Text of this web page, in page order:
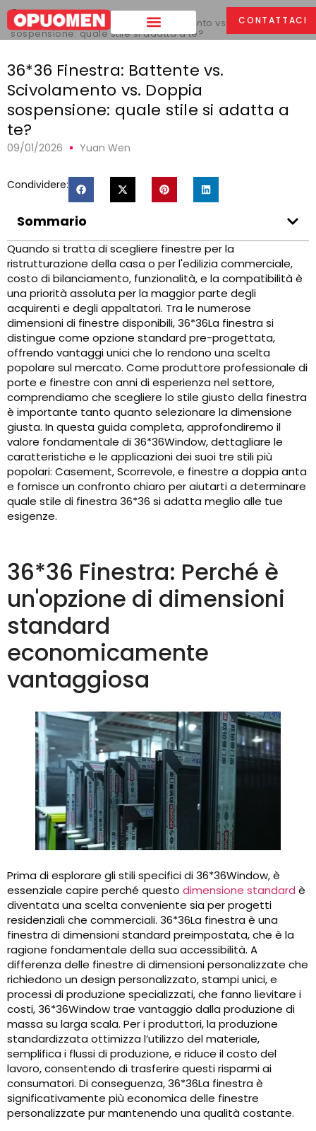
CONTATTACI
Casa >
36*36 Finestra: Battente vs. Scivolamento vs. Doppia
sospensione: quale stile si adatta a te?
36*36 Finestra: Battente vs.
Scivolamento vs. Doppia
sospensione: quale stile si adatta a
te?
09/01/2026 Yuan Wen
Condividere:
Sommario
Quando si tratta di scegliere finestre per la
ristrutturazione della casa o per l'edilizia commerciale,
costo di bilanciamento, funzionalità, e la compatibilità è
una priorità assoluta per la maggior parte degli
acquirenti e degli appaltatori. Tra le numerose
dimensioni di finestre disponibili, 36*36La finestra si
distingue come opzione standard pre-progettata,
offrendo vantaggi unici che lo rendono una scelta
popolare sul mercato. Come produttore professionale di
porte e finestre con anni di esperienza nel settore,
comprendiamo che scegliere lo stile giusto della finestra
è importante tanto quanto selezionare la dimensione
giusta. In questa guida completa, approfondiremo il
valore fondamentale di 36*36Window, dettagliare le
caratteristiche e le applicazioni dei suoi tre stili più
popolari: Casement, Scorrevole, e finestre a doppia anta
e fornisce un confronto chiaro per aiutarti a determinare
quale stile di finestra 36*36 si adatta meglio alle tue
esigenze.
36*36 Finestra: Perché è
un'opzione di dimensioni
standard
economicamente
vantaggiosa
Prima di esplorare gli stili specifici di 36*36Window, è
essenziale capire perché questo dimensione standard è
diventata una scelta conveniente sia per progetti
residenziali che commerciali. 36*36La finestra è una
finestra di dimensioni standard preimpostata, che è la
ragione fondamentale della sua accessibilità. A
differenza delle finestre di dimensioni personalizzate che
richiedono un design personalizzato, stampi unici, e
processi di produzione specializzati, che fanno lievitare i
costi, 36*36Window trae vantaggio dalla produzione di
massa su larga scala. Per i produttori, la produzione
standardizzata ottimizza l’utilizzo del materiale,
semplifica i flussi di produzione, e riduce il costo del
lavoro, consentendo di trasferire questi risparmi ai
consumatori. Di conseguenza, 36*36La finestra è
significativamente più economica delle finestre
personalizzate pur mantenendo una qualità costante.